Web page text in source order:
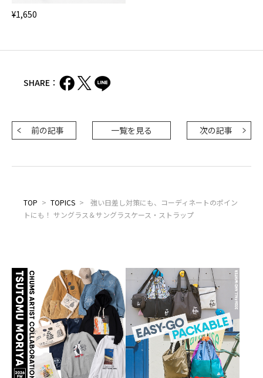
¥1,650
SHARE：
前の記事 一覧を見る 次の記事
TOP > TOPICS >
強い日差し対策にも、コーディネートのポイン
トにも！ サングラス＆サングラスケース・ストラップ